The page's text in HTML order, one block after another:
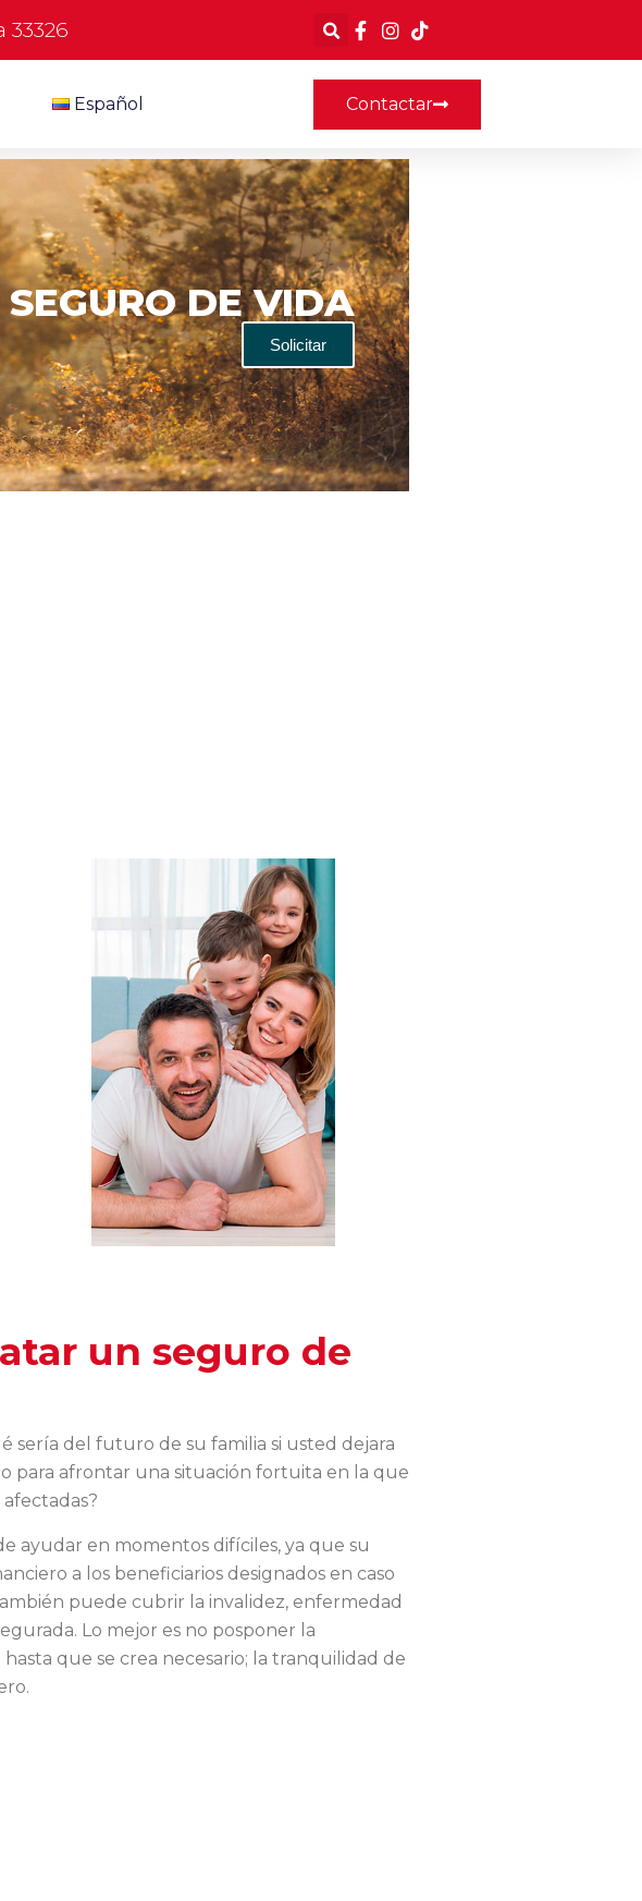
33326
Español Contactar
SEGURO DE VIDA
Solicitar
un seguro de
sería del futuro de su familia si usted dejara
para afrontar una situación fortuita en la que
ayudar en momentos difíciles, ya que su
a los beneficiarios designados en caso
puede cubrir la invalidez, enfermedad
Lo mejor es no posponer la
que se crea necesario; la tranquilidad de